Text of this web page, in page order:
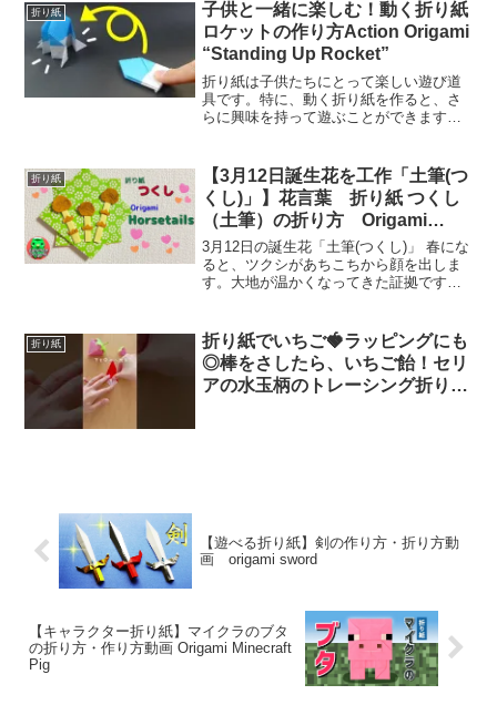
折り紙の作り方のご紹介です。壁面制作
の担当者さん、お疲れ間...
折り紙
子供と一緒に楽しむ！動く折り紙
ロケットの作り方Action Origami
“Standing Up Rocket”
折り紙は子供たちにとって楽しい遊び道
具です。特に、動く折り紙を作ると、さ
らに興味を持って遊ぶことができます。
たちに人気の作品です。折り方は簡単
で、動画を見ながら一緒に折...
折り紙
【3月12日誕生花を工作「土筆(つ
くし)」】花言葉 折り紙 つくし
（土筆）の折り方 Origami
horsetail
3月12日の誕生花「土筆(つくし)」 春にな
ると、ツクシがあちこちから顔を出しま
す。大地が温かくなってきた証拠です
ているのだな」とうれしくなります。 筆
を逆さに地面...
折り紙
折り紙でいちご🍓ラッピングにも
◎棒をさしたら、いちご飴！セリ
アの水玉柄のトレーシング折り紙
【遊べる折り紙】剣の作り方・折り方動
画 origami sword
【キャラクター折り紙】マイクラのブタ
の折り方・作り方動画 Origami Minecraft
Pig